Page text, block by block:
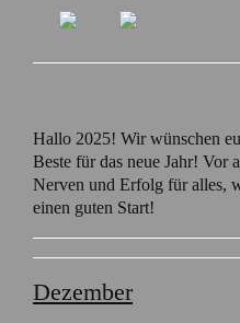
Hallo 2025! Wir wünschen
Beste für das neue Jahr! Vor
Nerven und Erfolg für alles,
einen guten Start!
Dezember